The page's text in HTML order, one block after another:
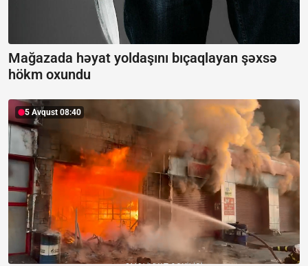
Mağazada həyat yoldaşını bıçaqlayan şəxsə
hökm oxundu
5 Avqust 08:40